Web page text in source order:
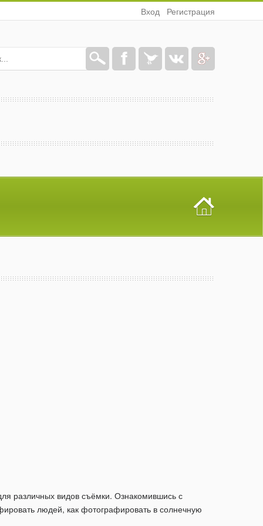
Вход Регистрация
различных видов съёмки. Ознакомившись с
людей, как фотографировать в солнечную